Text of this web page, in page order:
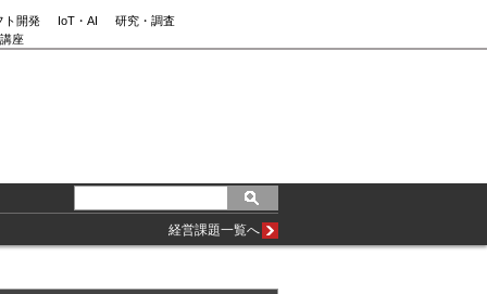
ト開発 IoT・AI
研究・調査
座
経営課題一覧へ